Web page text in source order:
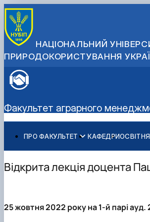
НАЦІОНАЛЬНИЙ
ПРИРОДОКОРИСТУВАННЯ
Факультет аграрного
ПРО ФАКУЛЬТЕТ
Історія факультету
Адміністрація факультету
КАФЕДРИ
Бакалаврат
Магістратура
Розклад
Практичне навчання
Загальна інформація
Магістр
Міжнародні партнери
Міжнародні програми з
Англомовна магістратура/
Відкрита лекція доцента
25 жовтня 2022 року на 1-й парі ауд.